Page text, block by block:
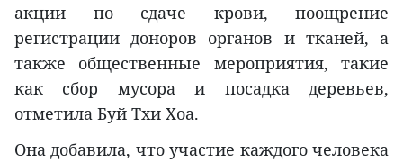
акции по сдаче крови, поощрение
регистрации доноров органов и тканей, а
также общественные мероприятия, такие
как сбор мусора и посадка деревьев,
отметила Буй Тхи Хоа.
Она добавила, что участие каждого человека